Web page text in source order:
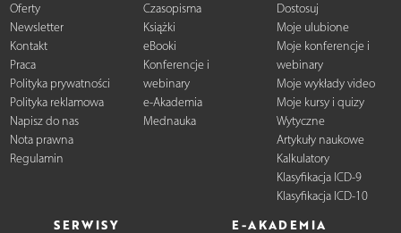
Oferty
Newsletter
Kontakt
Praca
Polityka prywatności
Polityka reklamowa
Napisz do nas
Nota prawna
Regulamin
Czasopisma
Książki
eBooki
Konferencje i
webinary
e-Akademia
Mednauka
Dostosuj
Moje ulubione
Moje konferencje i
webinary
Moje wykłady video
Moje kursy i quizy
Wytyczne
Artykuły naukowe
Kalkulatory
Klasyfikacja ICD-9
Klasyfikacja ICD-10
SERWISY E-AKADEMIA